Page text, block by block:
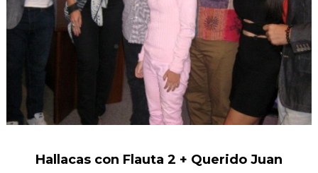
Hallacas con Flauta 2 + Querido Juan